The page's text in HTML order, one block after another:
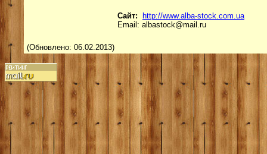
Сайт:
http://www.alba-stock.com.ua
Email: albastock@mail.ru
(Обновлено: 06.02.2013)